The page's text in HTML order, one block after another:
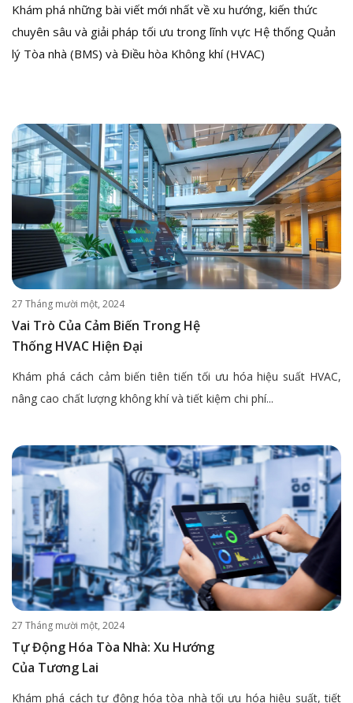
Khám phá những bài viết mới nhất về xu hướng, kiến thức
chuyên sâu và giải pháp tối ưu trong lĩnh vực Hệ thống Quản
lý Tòa nhà (BMS) và Điều hòa Không khí (HVAC)
27 Tháng mười một, 2024
Vai Trò Của Cảm Biến Trong Hệ
Thống HVAC Hiện Đại
Khám phá cách cảm biến tiên tiến tối ưu hóa hiệu suất HVAC,
nâng cao chất lượng không khí và tiết kiệm chi phí...
27 Tháng mười một, 2024
Tự Động Hóa Tòa Nhà: Xu Hướng
Của Tương Lai
Khám phá cách tự động hóa tòa nhà tối ưu hóa hiệu suất, tiết